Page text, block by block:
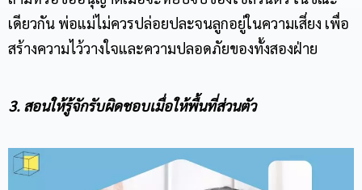
เดียวกัน พ่อแม่ไม่ควรปล่อยปละจนลูกอยู่ในความเสี่ยง เพื่อ
สร้างความไว้วางใจและความปลอดภัยของทั้งสองฝ่าย
3. สอนให้รู้จักรับผิดชอบเมื่อให้พื้นที่ส่วนตัว